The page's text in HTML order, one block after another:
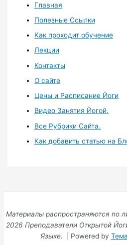
Главная
Полезные Ссылки
Как проходит обучение
Лекции
Контакты
О сайте
Цены и Расписание Йоги
Видео Занятия Йогой.
Все Рубрики Сайта.
Как добавить статью на
Материалы распространяются по
2026 Преподаватели Открытой
Языке.
| Powered by